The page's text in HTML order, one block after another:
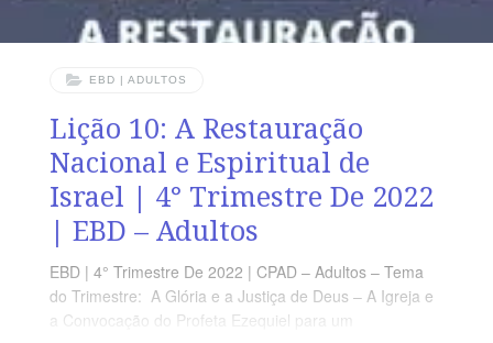
EBD | ADULTOS
Lição 10: A Restauração
Nacional e Espiritual de
Israel | 4° Trimestre De 2022
| EBD – Adultos
EBD | 4° Trimestre De 2022 | CPAD – Adultos – Tema
do Trimestre: A Glória e a Justiça de Deus – A Igreja e
a Convocação do Profeta Ezequiel para um